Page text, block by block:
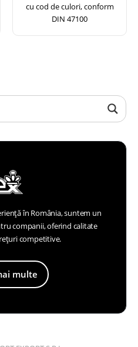
cu cod de culori, conform
DIN 47100
în România, suntem un
companii, oferind calitate
competitive.
multe